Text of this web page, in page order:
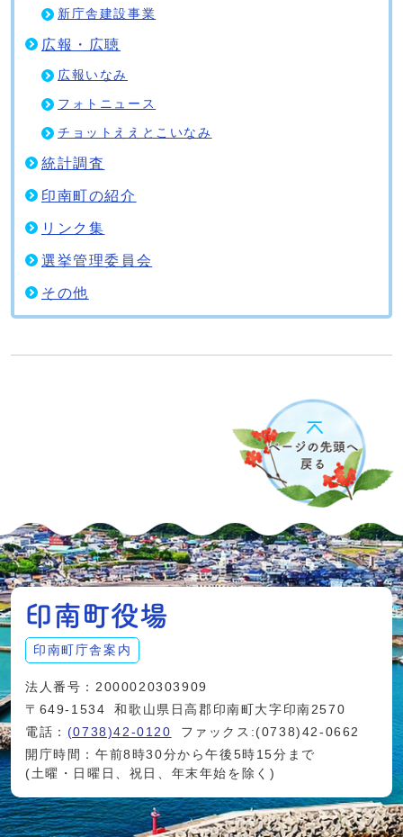
新庁舎建設事業
広報・広聴
広報いなみ
フォトニュース
チョットええとこいなみ
統計調査
印南町の紹介
リンク集
選挙管理委員会
その他
印南町庁舎案内
法人番号：2000020303909
〒649-1534
和歌山県日高郡印南町大字印南2570
電話： (0738)42-0120
ファックス:(0738)42-0662
開庁時間：午前8時30分から午後5時15分まで
(土曜・日曜日、祝日、年末年始を除く)